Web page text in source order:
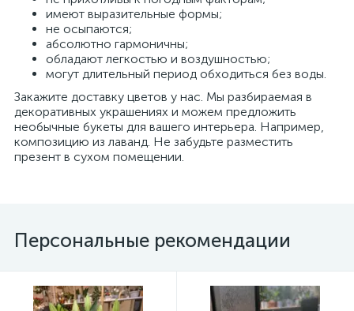
имеют выразительные формы;
не осыпаются;
абсолютно гармоничны;
обладают легкостью и воздушностью;
могут длительный период обходиться без воды.
Закажите доставку цветов у нас. Мы разбираемая в
декоративных украшениях и можем предложить
необычные букеты для вашего интерьера. Например,
композицию из лаванд. Не забудьте разместить
презент в сухом помещении.
Персональные рекомендации